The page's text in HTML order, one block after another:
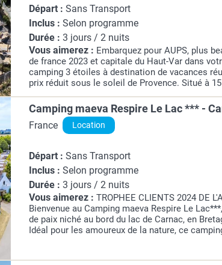
Départ : Sans Transport
Inclus : Selon programme
Durée : 3 jours / 2 nuits
Vous aimerez : Embarquez pour AUPS, plus
de france 2023 et capitale du Haut-Var dans
camping 3 étoiles à destination de vacances
prix réduit sous le soleil de Provence. Situé à
du lac de Sainte Croix et 30 minutes des
Camping maeva Respire Le Lac *** -
France Location
Départ : Sans Transport
Inclus : Selon programme
Durée : 3 jours / 2 nuits
Vous aimerez : TROPHEE CLIENTS 2024 DE
Bienvenue au Camping maeva Respire Le
de paix niché au bord du lac de Carnac, en
Idéal pour les amoureux de la nature, ce